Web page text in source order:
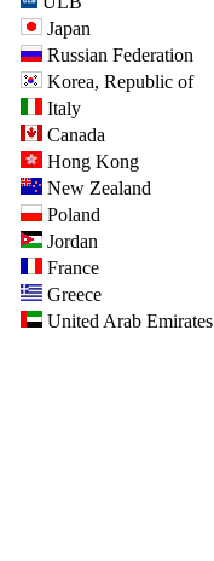
Japan
Russian Federation
Korea, Republic of
Italy
Canada
Hong Kong
New Zealand
Poland
Jordan
France
Greece
United Arab Emirates